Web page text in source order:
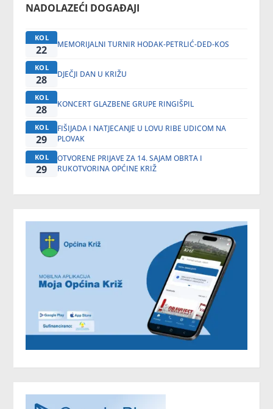
NADOLAZEĆI DOGAĐAJI
KOL
22 MEMORIJALNI TURNIR HODAK-PETRLIĆ-DED-KOS
KOL
28 DJEČJI DAN U KRIŽU
KOL
28 KONCERT GLAZBENE GRUPE RINGIŠPIL
KOL
29
FIŠIJADA I NATJECANJE U LOVU RIBE UDICOM NA
PLOVAK
KOL
29
OTVORENE PRIJAVE ZA 14. SAJAM OBRTA I
RUKOTVORINA OPĆINE KRIŽ